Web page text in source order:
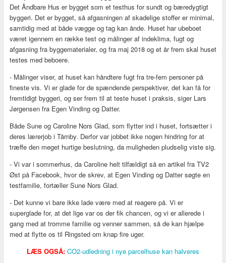
Det Åndbare Hus er bygget som et testhus for sundt og bæredygtigt
byggeri. Det er bygget, så afgasningen af skadelige stoffer er minimal,
samtidig med at både vægge og tag kan ånde. Huset har ubeboet
været igennem en række test og målinger af indeklima, fugt og
afgasning fra byggematerialer, og fra maj 2018 og et år frem skal huset
testes med beboere.
- Målinger viser, at huset kan håndtere fugt fra tre-fem personer på
fineste vis. Vi er glade for de spændende perspektiver, det kan få for
fremtidigt byggeri, og ser frem til at teste huset i praksis, siger Lars
Jørgensen fra Egen Vinding og Datter.
Både Sune og Caroline Nors Glad, som flytter ind i huset, fortsætter i
deres lærerjob i Tårnby. Derfor var jobbet ikke nogen hindring for at
træffe den meget hurtige beslutning, da muligheden pludselig viste sig.
- Vi var i sommerhus, da Caroline helt tilfældigt så en artikel fra TV2
Øst på Facebook, hvor de skrev, at Egen Vinding og Datter søgte en
testfamilie, fortæller Sune Nors Glad.
- Det kunne vi bare ikke lade være med at reagere på. Vi er
superglade for, at det lige var os der fik chancen, og vi er allerede i
gang med at tromme familie og venner sammen, så de kan hjælpe
med at flytte os til Ringsted om knap fire uger.
LÆS OGSÅ: CO2-udledning i nye parcelhuse kan halveres